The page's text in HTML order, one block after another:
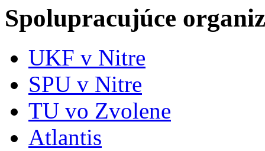
Spolupracujúce
UKF v Nitre
SPU v Nitre
TU vo Zvolene
Atlantis